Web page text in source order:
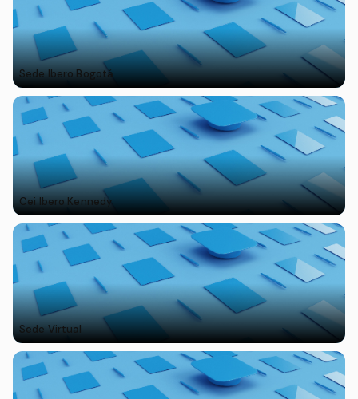
Sede Ibero Bogotá
Cei Ibero Kennedy
Sede Virtual